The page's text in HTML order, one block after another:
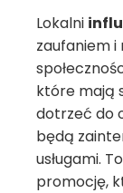
Lokalni
zaufaniem i
które mają
dotrzeć do
będą
usługami.
promocję,